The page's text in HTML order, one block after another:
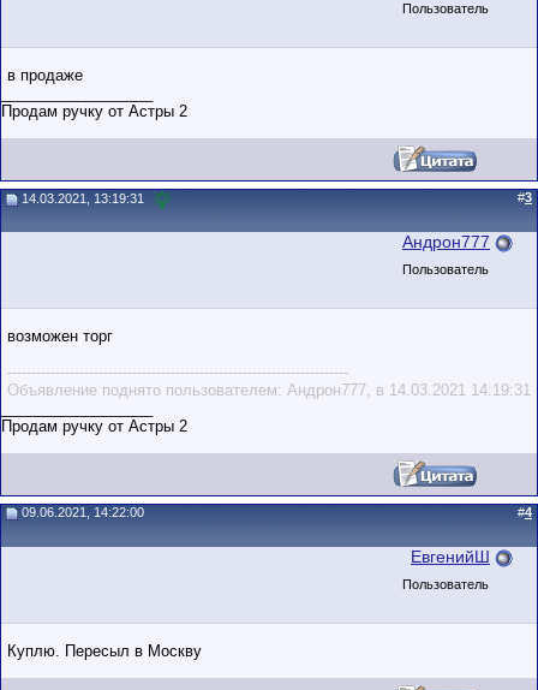
Пользователь
в продаже
Продам ручку от Астры 2
14.03.2021, 13:19:31 #3
Андрон777
Пользователь
возможен торг
-----------------------------------------------------------------------
Объявление поднято пользователем: Андрон777, в 14.03.2021 14:19:31
Продам ручку от Астры 2
09.06.2021, 14:22:00 #4
ЕвгенийШ
Пользователь
Куплю. Пересыл в Москву